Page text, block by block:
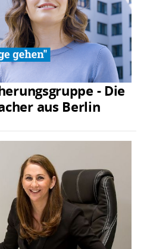
- Die
aus Berlin